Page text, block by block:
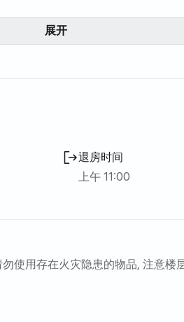
人使用。
台，客厅里有一张沙发。
区（分类收集区：20米以内）
展开
退房时间
上午 11:00
使用存在火灾隐患的物品, 注意楼